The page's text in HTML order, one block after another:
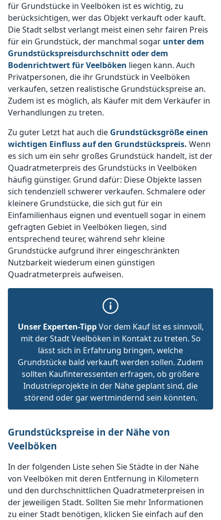
für Grundstücke in Veelböken ist es wichtig, zu
berücksichtigen, wer das Objekt verkauft oder kauft.
Die Stadt selbst verlangt meist einen sehr fairen Preis
für ein Grundstück, der manchmal sogar unter dem
Grundstückspreisdurchschnitt oder dem
Bodenrichtwert für Veelböken liegen kann. Auch
Privatpersonen, die ihr Grundstück in Veelböken
verkaufen, setzen realistische Grundstückspreise an.
Zudem ist es möglich, als Käufer mit dem Verkäufer in
Verhandlungen zu treten.
Zu guter Letzt hat auch die Grundstücksgröße einen
wichtigen Einfluss auf den Grundstückspreis. Wenn
es sich um ein sehr großes Grundstück handelt, ist der
Quadratmeterpreis des Grundstücks in Veelböken
häufig günstiger. Grund dafür: Diese Objekte lassen
sich tendenziell schwerer verkaufen. Schmalere oder
kleinere Grundstücke, die sich gut für ein
Einfamilienhaus eignen und eventuell sogar in einem
gefragten Gebiet in Veelböken liegen, sind
entsprechend teurer, während sehr kleine
Grundstücke aufgrund ihrer eingeschränkten
Nutzbarkeit wiederum einen günstigen
Quadratmeterpreis aufweisen.
Unser Experten-TippVor dem Kauf ist es sinnvoll,
mit der Stadt Veelböken in Kontakt zu treten. So
lässt sich in Erfahrung bringen, welche
Grundstücke bald verkauft werden sollen. Zudem
sollten Kaufinteressenten erfragen, ob größere
Industrieprojekte in der Nähe geplant sind, die
störend oder gar wertmindernd sein könnten.
Grundstückspreise in der Nähe von
Veelböken
In der folgenden Liste sehen Sie Städte in der Nähe
von Veelböken mit deren Entfernung in Kilometern
und den durchschnittlichen Quadratmeterpreisen in
der jeweiligen Stadt. Sollten Sie mehr Informationen
zu einer Stadt benötigen, klicken Sie einfach auf den